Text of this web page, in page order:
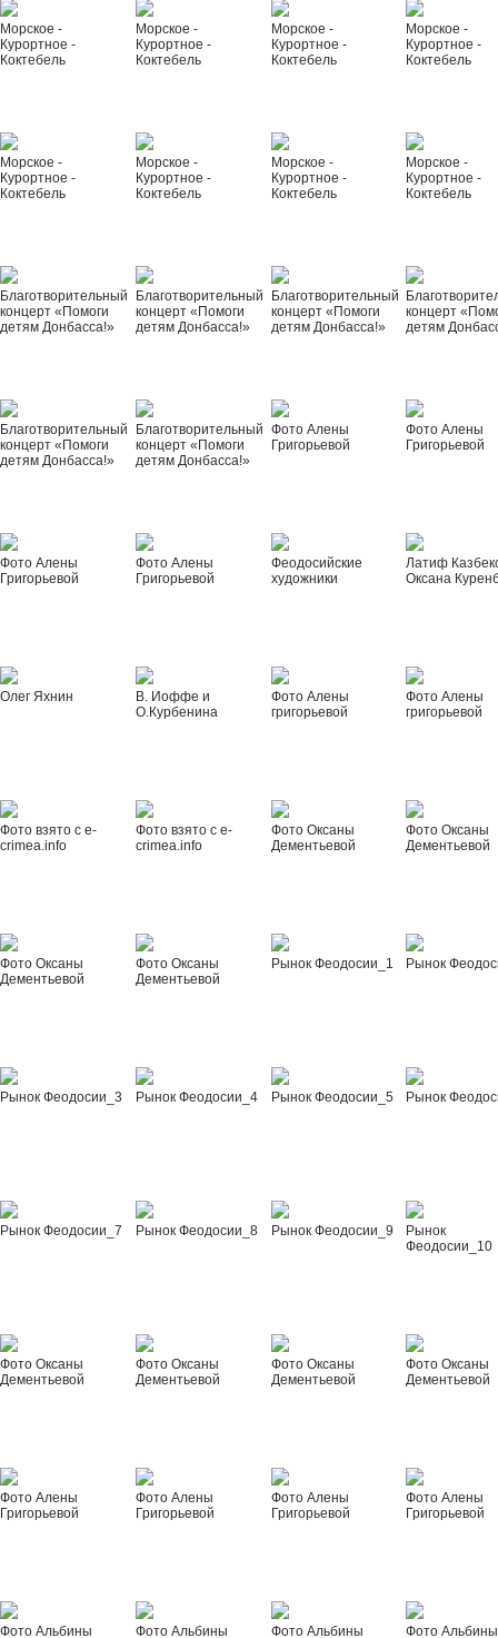
Морское -
Курортное -
Коктебель
Морское -
Курортное -
Коктебель
Морское -
Курортное -
Коктебель
Морское -
Курортное -
Коктебель
Морское -
Курортное -
Коктебель
Морское -
Курортное -
Коктебель
Морское -
Курортное -
Коктебель
Морское -
Курортное -
Коктебель
Благотворительный
концерт «Помоги
детям Донбасса!»
Благотворительный
концерт «Помоги
детям Донбасса!»
Благотворительный
концерт «Помоги
детям Донбасса!»
концерт
детям
Благотворительный
концерт «Помоги
детям Донбасса!»
Благотворительный
концерт «Помоги
детям Донбасса!»
Фото Алены
Григорьевой
Фото Алены
Григорьевой
Фото Алены
Григорьевой
Фото Алены
Григорьевой
Феодосийские
художники
Латиф
Оксана
Олег Яхнин
В. Иоффе и
О.Курбенина
Фото Алены
григорьевой
Фото Алены
григорьевой
Фото взято с e-
crimea.info
Фото взято с e-
crimea.info
Фото Оксаны
Дементьевой
Фото Оксаны
Дементьевой
Фото Оксаны
Дементьевой
Фото Оксаны
Дементьевой
Рынок Феодосии_1 Рынок
Рынок Феодосии_3 Рынок Феодосии_4 Рынок Феодосии_5 Рынок
Рынок Феодосии_7 Рынок Феодосии_8 Рынок Феодосии_9
Рынок
Феодосии_10
Фото Оксаны
Дементьевой
Фото Оксаны
Дементьевой
Фото Оксаны
Дементьевой
Фото Оксаны
Дементьевой
Фото Алены
Григорьевой
Фото Алены
Григорьевой
Фото Алены
Григорьевой
Фото Алены
Григорьевой
Фото Альбины
Фото Альбины
Фото Альбины
Фото Альбины